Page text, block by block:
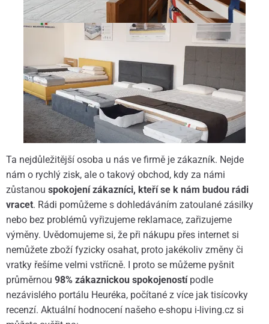
Ta nejdůležitější osoba u nás ve firmě je zákazník. Nejde
nám o rychlý zisk, ale o takový obchod, kdy za námi
zůstanou spokojení zákazníci, kteří se k nám budou rádi
vracet. Rádi pomůžeme s dohledáváním zatoulané zásilky
nebo bez problémů vyřizujeme reklamace, zařizujeme
výměny. Uvědomujeme si, že při nákupu přes internet si
nemůžete zboží fyzicky osahat, proto jakékoliv změny či
vratky řešíme velmi vstřícně. I proto se můžeme pyšnit
průměrnou 98% zákaznickou spokojenostípodle
nezávislého portálu Heuréka, počítané z více jak tisícovky
recenzí. Aktuální hodnocení našeho e-shopu i-living.cz si